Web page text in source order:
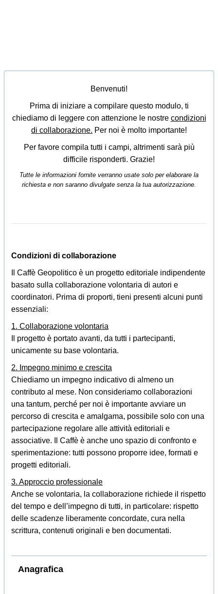
Benvenuti!
Prima di iniziare a compilare questo modulo, ti
chiediamo di leggere con attenzione le nostre condizioni
di collaborazione. Per noi è molto importante!
Per favore compila tutti i campi, altrimenti sarà più
difficile risponderti. Grazie!
Tutte le informazioni fornite verranno usate solo per elaborare la
richiesta e non saranno divulgate senza la tua autorizzazione.
Condizioni di collaborazione
Il Caffè Geopolitico è un progetto editoriale indipendente
basato sulla collaborazione volontaria di autori e
coordinatori. Prima di proporti, tieni presenti alcuni punti
essenziali:
1. Collaborazione volontaria
Il progetto è portato avanti, da tutti i partecipanti,
unicamente su base volontaria.
2. Impegno minimo e crescita
Chiediamo un impegno indicativo di almeno un
contributo al mese. Non consideriamo collaborazioni
una tantum, perché per noi è importante avviare un
percorso di crescita e amalgama, possibile solo con una
partecipazione regolare alle attività editoriali e
associative. Il Caffè è anche uno spazio di confronto e
sperimentazione: tutti possono proporre idee, formati e
progetti editoriali.
3. Approccio professionale
Anche se volontaria, la collaborazione richiede il rispetto
del tempo e dell’impegno di tutti, in particolare: rispetto
delle scadenze liberamente concordate, cura nella
scrittura, contenuti originali e ben documentati.
Anagrafica